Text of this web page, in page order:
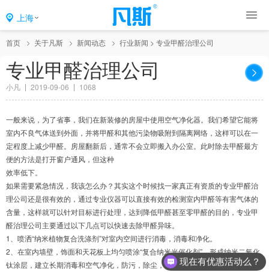
上海
首页 关于凡斯 新闻动态 行业新闻 > 专业甲醛治理公司
专业甲醛治理公司
小凡 2019-09-06 1068
一般来说，为了省事，我们在新装修的房屋中使用空气净化器。我们希望它能将
室内不良气体送到外面，并将甲醛和其他污染物吸附到隔离网络，这样可以在一
定程度上减少甲醛。房屋翻新后，通常不会立即搬入办公室。此时除去甲醛最方
便的方法是打开窗户通风，但这种
效率低下。
如果需要紧急情况，我该怎么办？其实这个时候找一家真正有资质的专业甲醛治
理公司还是很有效的，通过专业仪器可以直接有效的检测室内甲醛等有害气体的
含量，这样就可以针对目标进行处理，达到降低甲醛甚至零甲醛的目的，专业甲
醛治理公司主要通过以下几点可以快速去除甲醛异味。
1、喷洒“纳米植物复合洗涤剂”对室内空间进行消毒，消毒和净化。
2、在室内墙壁，饰面和天花板上均匀喷涂“复合纳米光催化剂”，形成纳米二氧化
钛涂层，建立长期消毒和空气净化，防污，除尘，净化层。现在有优惠活动么？